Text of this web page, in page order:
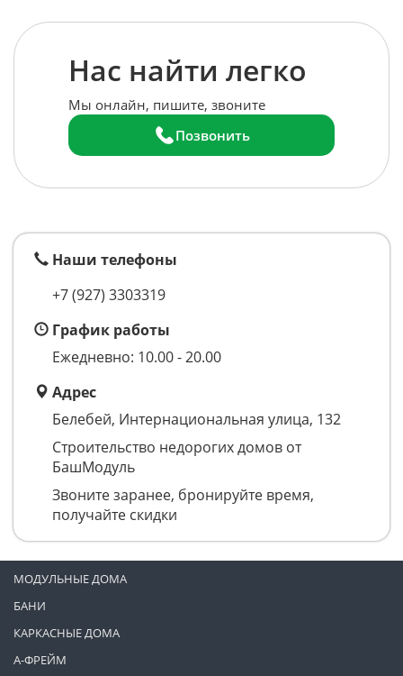
Нас найти легко
Мы онлайн, пишите, звоните
Позвонить
Наши телефоны
+7 (927) 3303319
График работы
Ежедневно: 10.00 - 20.00
Адрес
Белебей, Интернациональная улица, 132
Строительство недорогих домов от
БашМодуль
Звоните заранее, бронируйте время,
получайте скидки
МОДУЛЬНЫЕ ДОМА
БАНИ
КАРКАСНЫЕ ДОМА
А-ФРЕЙМ